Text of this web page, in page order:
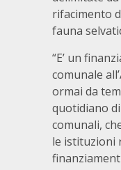
rifacimento
fauna
“E’ un
comunale
ormai da
quotidiano
comunali,
le istituzioni